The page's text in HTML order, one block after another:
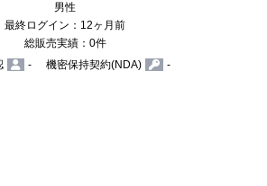
男性
最終ログイン：12ヶ月前
総販売実績：0件
- 機密保持契約(NDA) -